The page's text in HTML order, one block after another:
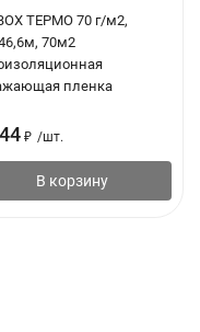
ТЕРМО 70 г/м2,
70м2
пленка
₽ /шт.
В корзину